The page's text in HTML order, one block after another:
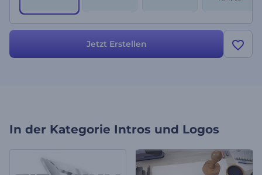
Jetzt Erstellen
In der Kategorie Intros und Logos